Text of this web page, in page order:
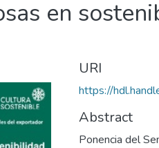
en
URI
https://
Abstract
Ponencia del